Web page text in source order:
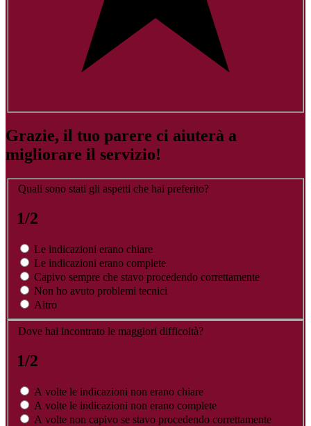
Grazie, il tuo parere ci aiuterà a
migliorare il servizio!
Quali sono stati gli aspetti che hai preferito?
1/2
Le indicazioni erano chiare
Le indicazioni erano complete
Capivo sempre che stavo procedendo correttamente
Non ho avuto problemi tecnici
Altro
Dove hai incontrato le maggiori difficoltà?
1/2
A volte le indicazioni non erano chiare
A volte le indicazioni non erano complete
A volte non capivo se stavo procedendo correttamente